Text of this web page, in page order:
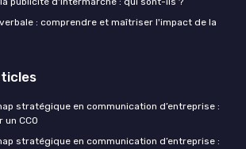
: comprendre et maîtriser l'impact de la
stratégique en communication d’entreprise :
CCO
stratégique en communication d’entreprise :